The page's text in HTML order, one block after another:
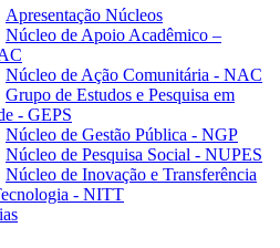
Apresentação Núcleos
Núcleo de Apoio Acadêmico –
Núcleo de Ação Comunitária - NAC
Grupo de Estudos e Pesquisa em
- GEPS
Núcleo de Gestão Pública - NGP
Núcleo de Pesquisa Social - NUPES
Núcleo de Inovação e Transferência
- NITT